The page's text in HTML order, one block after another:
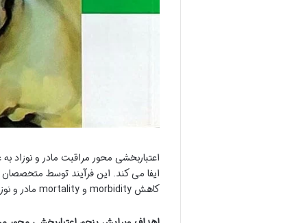
اعتباربخشی محور مراقبت مادر و نوزاد
کاهش morbidity و mortality مادر و نوزاد می باشد.